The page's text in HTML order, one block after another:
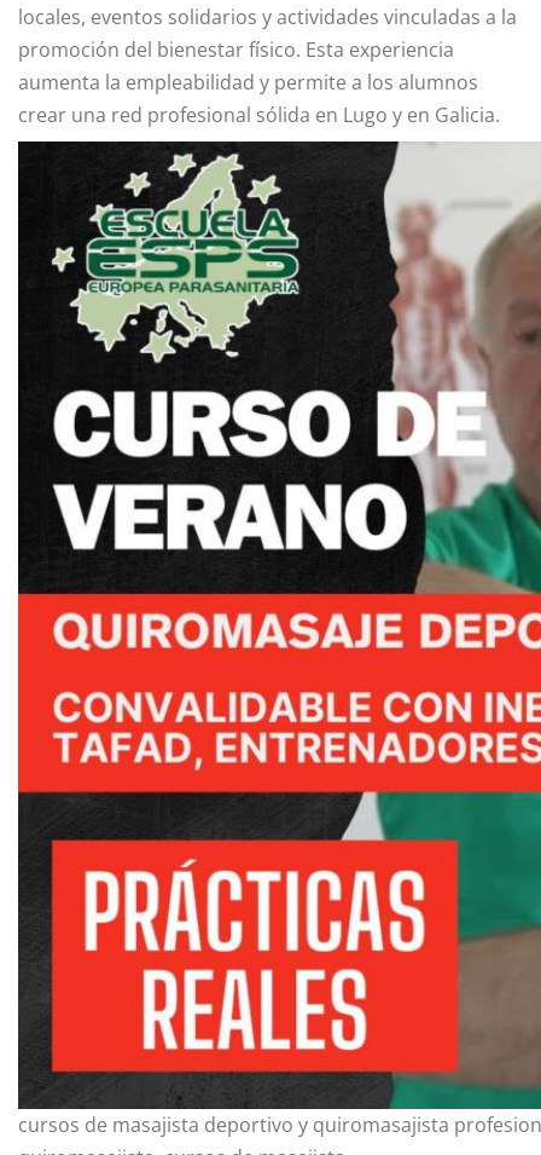
locales, eventos solidarios y actividades vinculadas a la
promoción del bienestar físico. Esta experiencia
aumenta la empleabilidad y permite a los alumnos
crear una red profesional sólida en Lugo y en Galicia.
cursos de masajista deportivo y quiromasajista